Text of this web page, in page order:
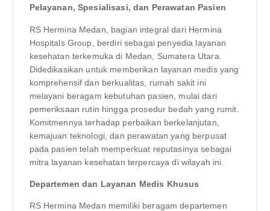
Pelayanan, Spesialisasi, dan Perawatan Pasien
RS Hermina Medan, bagian integral dari Hermina
Hospitals Group, berdiri sebagai penyedia layanan
kesehatan terkemuka di Medan, Sumatera Utara.
Didedikasikan untuk memberikan layanan medis yang
komprehensif dan berkualitas, rumah sakit ini
melayani beragam kebutuhan pasien, mulai dari
pemeriksaan rutin hingga prosedur bedah yang rumit.
Komitmennya terhadap perbaikan berkelanjutan,
kemajuan teknologi, dan perawatan yang berpusat
pada pasien telah memperkuat reputasinya sebagai
mitra layanan kesehatan terpercaya di wilayah ini.
Departemen dan Layanan Medis Khusus
RS Hermina Medan memiliki beragam departemen